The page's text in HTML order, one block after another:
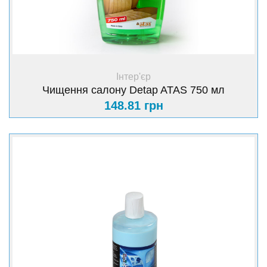
+ Купити
Інтер'єр
Чищення салону Detap ATAS 750 мл
148.81 грн